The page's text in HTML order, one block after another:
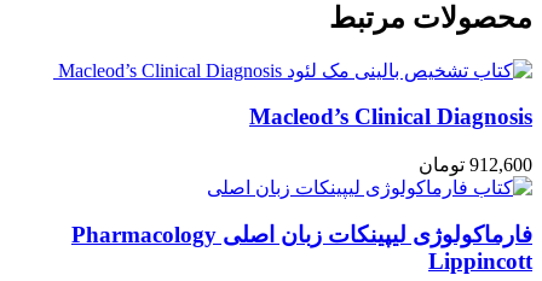
محصولات مرتبط
Macleod’s Clinical Diagnosis
912,600 تومان
فارماکولوژی لیپینکات زبان اصلی Pharmacology
Lippincott